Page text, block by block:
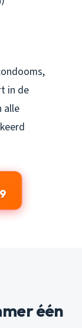
in de
alle
één